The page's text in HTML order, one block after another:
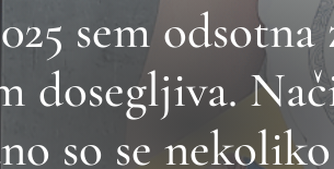
sem
dosegljiva.
so se